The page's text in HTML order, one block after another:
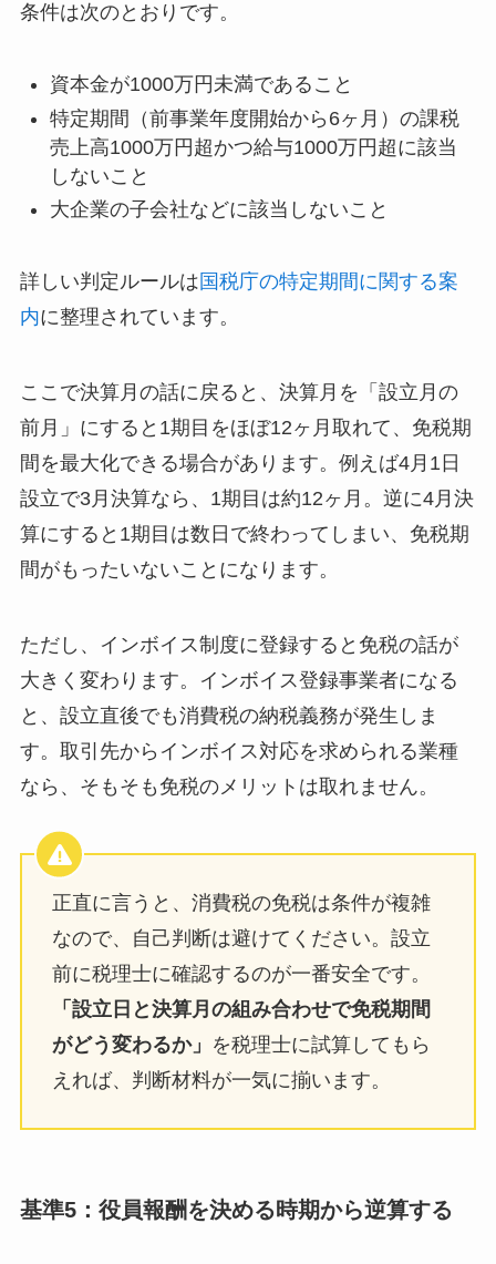
条件は次のとおりです。
資本金が1000万円未満であること
特定期間（前事業年度開始から6ヶ月）の課税
売上高1000万円超かつ給与1000万円超に該当
しないこと
大企業の子会社などに該当しないこと
詳しい判定ルールは国税庁の特定期間に関する案
内に整理されています。
ここで決算月の話に戻ると、決算月を「設立月の
前月」にすると1期目をほぼ12ヶ月取れて、免税期
間を最大化できる場合があります。例えば4月1日
設立で3月決算なら、1期目は約12ヶ月。逆に4月決
算にすると1期目は数日で終わってしまい、免税期
間がもったいないことになります。
ただし、インボイス制度に登録すると免税の話が
大きく変わります。インボイス登録事業者になる
と、設立直後でも消費税の納税義務が発生しま
す。取引先からインボイス対応を求められる業種
なら、そもそも免税のメリットは取れません。
正直に言うと、消費税の免税は条件が複雑
なので、自己判断は避けてください。設立
前に税理士に確認するのが一番安全です。
「設立日と決算月の組み合わせで免税期間
がどう変わるか」 を税理士に試算してもら
えれば、判断材料が一気に揃います。
基準5：役員報酬を決める時期から逆算する